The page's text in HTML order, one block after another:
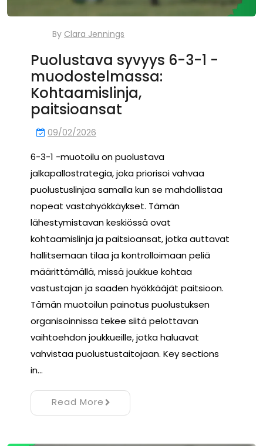
By Clara Jennings
Puolustava syvyys 6-3-1 -
muodostelmassa:
Kohtaamislinja,
paitsioansat
09/02/2026
6-3-1 -muotoilu on puolustava
jalkapallostrategia, joka priorisoi vahvaa
puolustuslinjaa samalla kun se mahdollistaa
nopeat vastahyökkäykset. Tämän
lähestymistavan keskiössä ovat
kohtaamislinja ja paitsioansat, jotka auttavat
hallitsemaan tilaa ja kontrolloimaan peliä
määrittämällä, missä joukkue kohtaa
vastustajan ja saaden hyökkääjät paitsioon.
Tämän muotoilun painotus puolustuksen
organisoinnissa tekee siitä pelottavan
vaihtoehdon joukkueille, jotka haluavat
vahvistaa puolustustaitojaan. Key sections
in…
Read More